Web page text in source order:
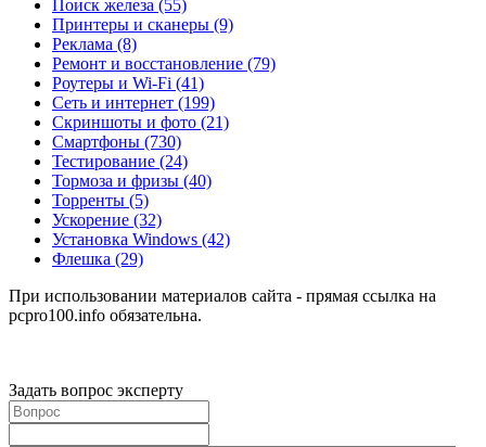
Поиск железа (55)
Принтеры и сканеры (9)
Реклама (8)
Ремонт и восстановление (79)
Роутеры и Wi-Fi (41)
Сеть и интернет (199)
Скриншоты и фото (21)
Смартфоны (730)
Тестирование (24)
Тормоза и фризы (40)
Торренты (5)
Ускорение (32)
Установка Windows (42)
Флешка (29)
При использовании материалов сайта - прямая ссылка на
pcpro100.info обязательна.
Задать вопрос эксперту